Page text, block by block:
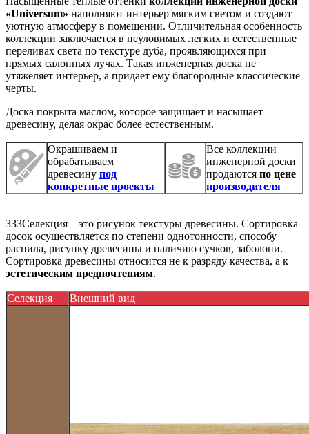
«Universum» наполняют интерьер мягким светом и создают
уютную атмосферу в помещении. Отличительная особенность
коллекции заключается в неуловимых легких и естественные
переливах света по текстуре дуба, проявляющихся при
прямых салонных лучах. Такая инженерная доска не
утяжеляет интерьер, а придает ему благородные классические
черты.
Доска покрыта маслом, которое защищает и насыщает
древесину, делая окрас более естественным.
Окрашиваем и
обрабатываем
древесину под
конкретные проекты
Все коллекции
инженерной доски
продаются по цене
производителя
333Селекция – это рисунок текстуры древесины. Сортировка
досок осуществляется по степени однотонности, способу
распила, рисунку древесины и наличию сучков, заболони.
Сортировка древесины относится не к разряду качества, а к
эстетическим предпочтениям.
Селекция Внешний вид